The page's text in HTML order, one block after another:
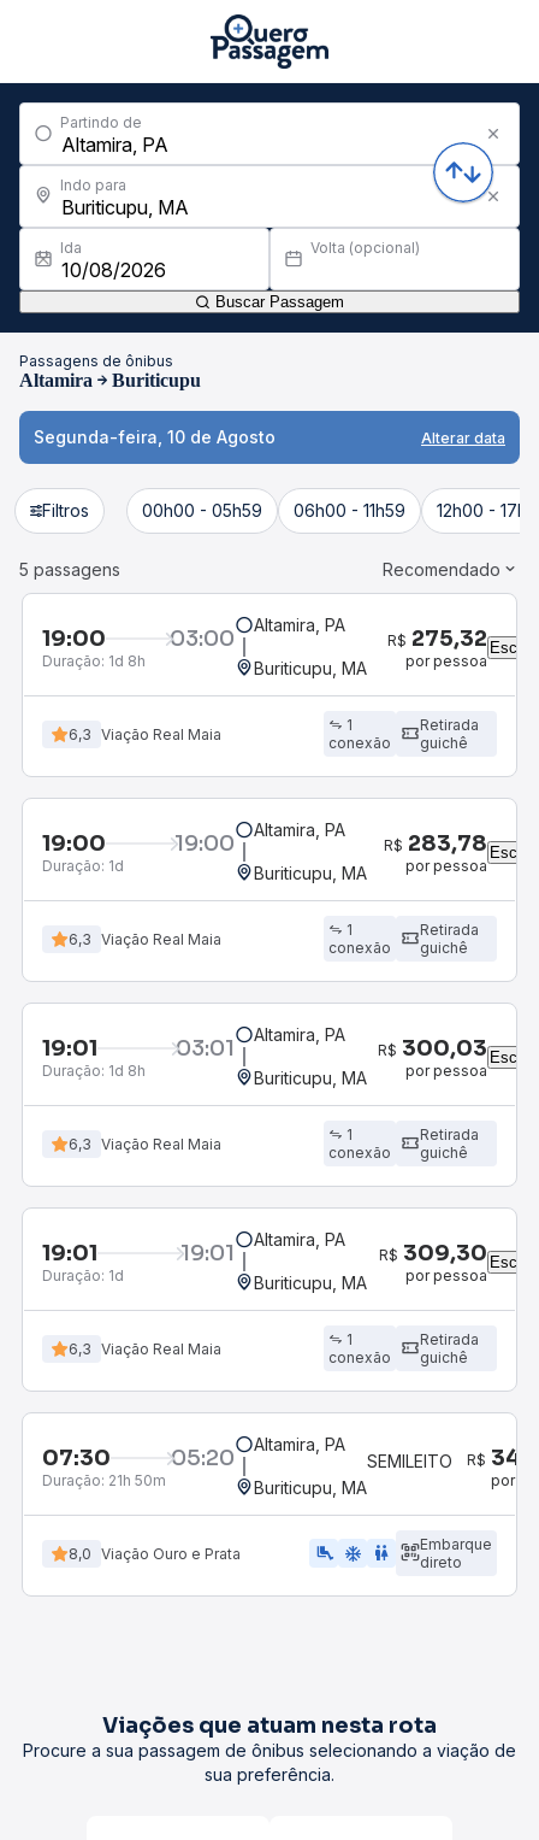
Partindo de
Indo para
Ida Volta (opcional)
Buscar Passagem
Passagens de ônibus
Altamira Buriticupu
Segunda-feira, 10 de Agosto Alterar data
Filtros 00h00 - 05h59 06h00 - 11h59 12h00 -
5 passagens Recomendado
19:00 03:00
Duração: 1d 8h
Altamira, PA
Buriticupu, MA
R$ 275,32
por pessoa
6,3 Viação Real Maia
1
conexão
Retirada
guichê
19:00 19:00
Duração: 1d
Altamira, PA
Buriticupu, MA
R$ 283,78
por pessoa
6,3 Viação Real Maia
1
conexão
Retirada
guichê
19:01 03:01
Duração: 1d 8h
Altamira, PA
Buriticupu, MA
R$ 300,03
por pessoa
6,3 Viação Real Maia
1
conexão
Retirada
guichê
19:01 19:01
Duração: 1d
Altamira, PA
Buriticupu, MA
R$ 309,30
por pessoa
6,3 Viação Real Maia
1
conexão
Retirada
guichê
07:30 05:20
Duração:21h 50m Buriticupu, MA
8,0 Viação Ouro e Prata airline_seat_legroom_extra ac_unit WC
Embarque
direto
Viações que atuam nesta rota
Procure a sua passagem de ônibus selecionando a viação de
sua preferência.